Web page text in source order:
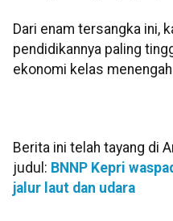
Dari enam tersangka ini,
pendidikannya paling
ekonomi kelas
Berita ini telah tayang di
judul: BNNP Kepri
jalur laut dan udara